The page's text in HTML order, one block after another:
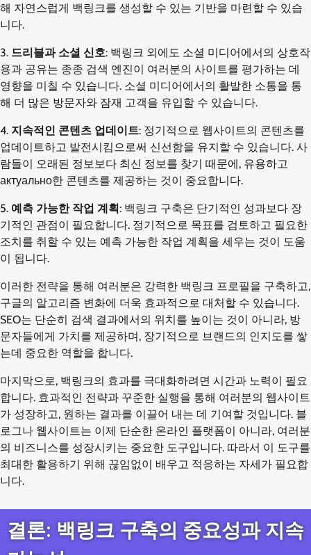
해 자연스럽게 백링크를 생성할 수 있는 기반을 마련할 수 있습
니다.
3. 드리블과 소셜 신호: 백링크 외에도 소셜 미디어에서의 상호작
용과 공유는 종종 검색 엔진이 여러분의 사이트를 평가하는 데
영향을 미칠 수 있습니다. 소셜 미디어에서의 활발한 소통을 통
해 더 많은 방문자와 잠재 고객을 유입할 수 있습니다.
4. 지속적인 콘텐츠 업데이트: 정기적으로 웹사이트의 콘텐츠를
업데이트하고 발전시킴으로써 신선함을 유지할 수 있습니다. 사
람들이 오래된 정보보다 최신 정보를 찾기 때문에, 유용하고
актуально한 콘텐츠를 제공하는 것이 중요합니다.
5. 예측 가능한 작업 계획: 백링크 구축은 단기적인 성과보다 장
기적인 관점이 필요합니다. 정기적으로 목표를 검토하고 필요한
조치를 취할 수 있는 예측 가능한 작업 계획을 세우는 것이 도움
이 됩니다.
이러한 전략을 통해 여러분은 강력한 백링크 프로필을 구축하고,
구글의 알고리즘 변화에 더욱 효과적으로 대처할 수 있습니다.
SEO는 단순히 검색 결과에서의 위치를 높이는 것이 아니라, 방
문자들에게 가치를 제공하며, 장기적으로 브랜드의 인지도를 쌓
는데 중요한 역할을 합니다.
마지막으로, 백링크의 효과를 극대화하려면 시간과 노력이 필요
합니다. 효과적인 전략과 꾸준한 실행을 통해 여러분의 웹사이트
가 성장하고, 원하는 결과를 이끌어 내는 데 기여할 것입니다. 블
로그나 웹사이트는 이제 단순한 온라인 플랫폼이 아니라, 여러분
의 비즈니스를 성장시키는 중요한 도구입니다. 따라서 이 도구를
최대한 활용하기 위해 끊임없이 배우고 적응하는 자세가 필요합
니다.
결론: 백링크 구축의 중요성과 지속